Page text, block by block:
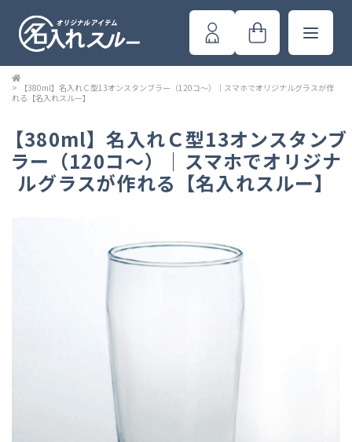
>
【380ml】名入れＣ型13オンスタンブラー（120コ～）｜スマホでオリジナルグラスが作
れる【名入れスルー】
【380ml】名入れＣ型13オンスタンブ
ラー（120コ～）｜スマホでオリジナ
ルグラスが作れる【名入れスルー】